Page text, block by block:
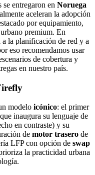
entregaron en Noruega
aceleran la adopción
por equipamiento,
premium. En
a la planificación de red y a
eso recomendamos usar
de cobertura y
en nuestro país.
modelo icónico: el primer
inaugura su lenguaje de
en contraste) y su
de motor trasero de
LFP con opción de swap
la practicidad urbana